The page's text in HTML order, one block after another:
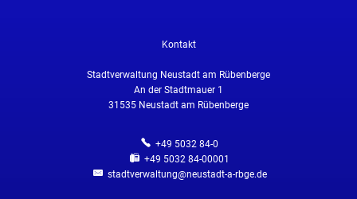
Kontakt
Stadtverwaltung Neustadt am Rübenberge
An der Stadtmauer 1
31535 Neustadt am Rübenberge
+49 5032 84-0
+49 5032 84-00001
stadtverwaltung@neustadt-a-rbge.de